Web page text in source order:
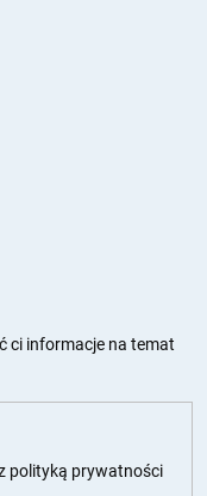
ci informacje na temat
polityką prywatności